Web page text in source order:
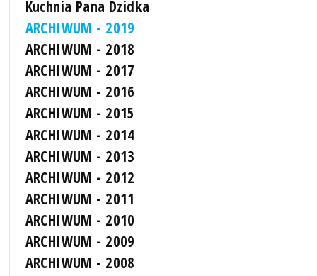
Kuchnia Pana Dzidka
ARCHIWUM - 2019
ARCHIWUM - 2018
ARCHIWUM - 2017
ARCHIWUM - 2016
ARCHIWUM - 2015
ARCHIWUM - 2014
ARCHIWUM - 2013
ARCHIWUM - 2012
ARCHIWUM - 2011
ARCHIWUM - 2010
ARCHIWUM - 2009
ARCHIWUM - 2008